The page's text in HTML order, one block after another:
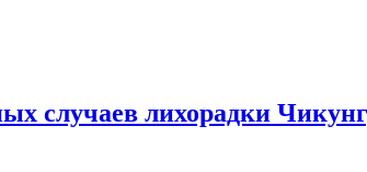
случаев лихорадки